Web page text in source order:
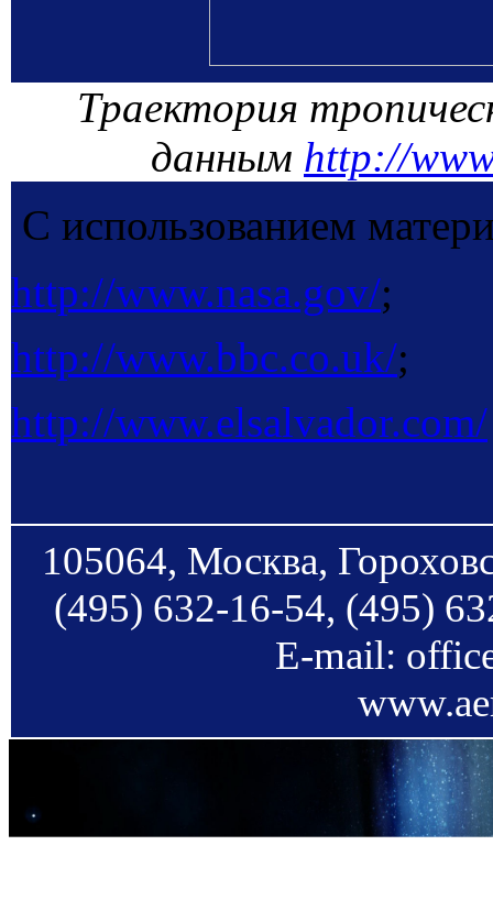
Траектория
данным http://
С использованием
http://www.nasa.gov/;
http://www.bbc.co.uk/;
http://www.elsalvador.com/
105064, Москва,
(495) 632-16-54, (495)
E-mail: